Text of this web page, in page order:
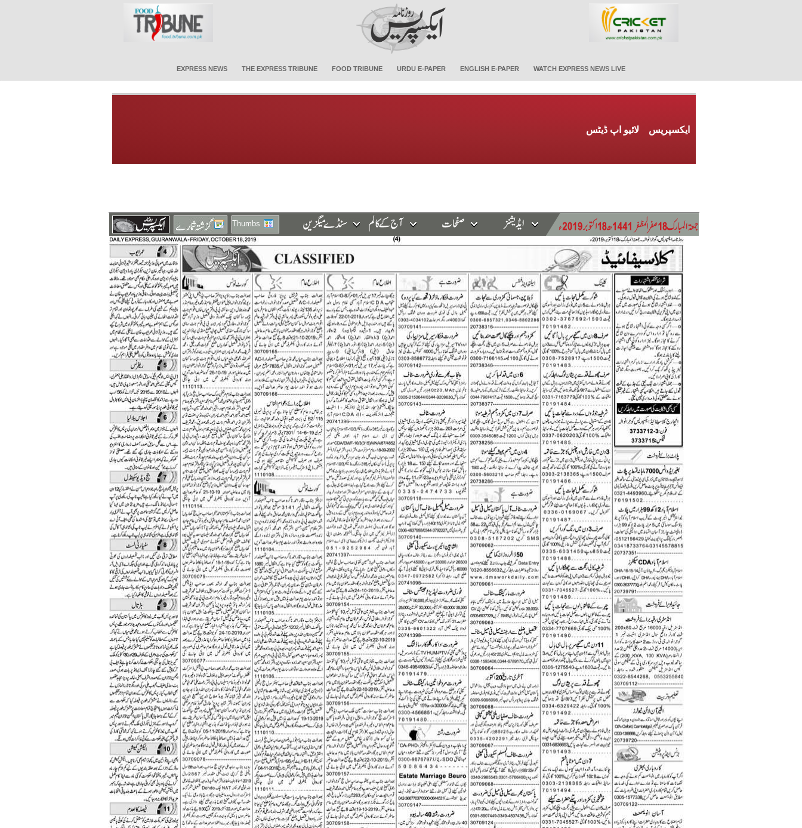
EXPRESS NEWS THE EXPRESS TRIBUNE FOOD TRIBUNE URDU E-PAPER ENGLISH E-PAPER WATCH EXPRESS NEWS LIVE
ایکسپریس لائیو اپ ڈیٹس
Thumbs